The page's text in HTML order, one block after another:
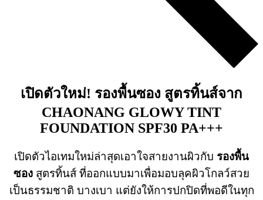
เปิดตัวใหม่! รองพื้นซอง สูตรทิ้นส์จาก
CHAONANG GLOWY TINT
FOUNDATION SPF30 PA+++
เปิดตัวไอเทมใหม่ล่าสุดเอาใจสายงานผิวกับ รองพื้น
ซอง สูตรทิ้นส์ ที่ออกแบบมาเพื่อมอบลุคผิวโกลว์สวย
เป็นธรรมชาติ บางเบา แต่ยังให้การปกปิดที่พอดีในทุก